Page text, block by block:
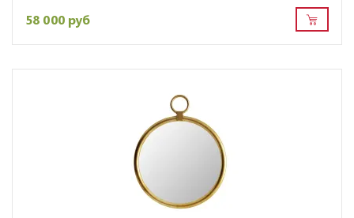
58 000 руб